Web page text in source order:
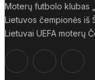
Moterų futbolo klubas
Lietuvos čempionės iš
Lietuvai UEFA moterų